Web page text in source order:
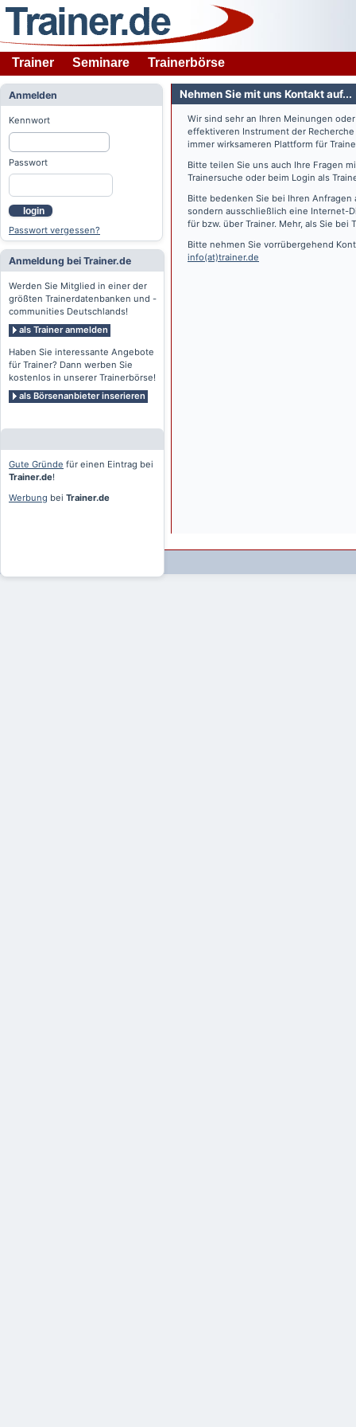
Trainer Seminare Trainerbörse
Anmelden
Kennwort
Passwort
login
Passwort vergessen?
Anmeldung bei Trainer.de
Werden Sie Mitglied in einer der
größten Trainerdatenbanken und -
communities Deutschlands!
als Trainer anmelden
Haben Sie interessante Angebote
für Trainer? Dann werben Sie
kostenlos in unserer Trainerbörse!
als Börsenanbieter inserieren
Gute Gründe für einen Eintrag bei
Trainer.de!
Werbung bei Trainer.de
Nehmen Sie mit uns Kontakt auf...
Wir sind sehr an Ihren Meinungen
effektiveren Instrument der
immer wirksameren Plattform für
Bitte teilen Sie uns auch Ihre Fragen
Trainersuche oder beim Login als
Bitte bedenken Sie bei Ihren
sondern ausschließlich eine Internet-
für bzw. über Trainer. Mehr, als Sie bei
Bitte nehmen Sie vorrübergehend
info(at)trainer.de